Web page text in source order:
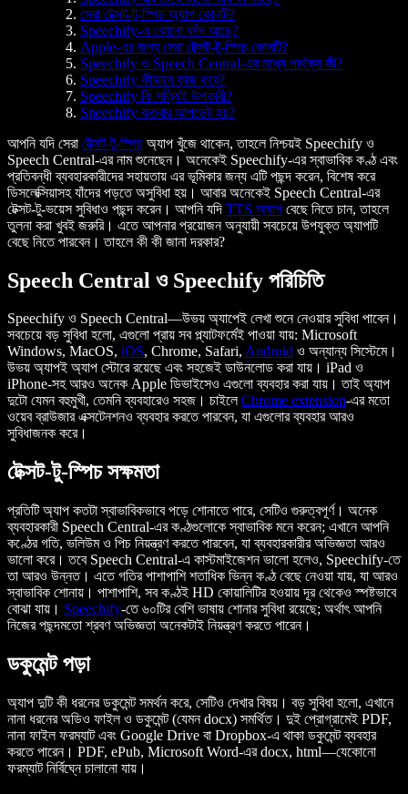
সেরা টেক্সট-টু-স্পিচ অ্যাপ কোনটি?
Speechify-এ কোনো ফাঁদ আছে?
Apple-এর জন্য সেরা টেক্সট-টু-স্পিচ কোনটি?
Speechify ও Speech Central-এর মধ্যে পার্থক্য কী?
Speechify কীভাবে কাজ করে?
Speechify কি সত্যিই উপকারী?
Speechify কতবার আপডেট হয়?
আপনি যদি সেরা টেক্সট-টু-স্পিচ অ্যাপ খুঁজে থাকেন, তাহলে নিশ্চয়ই Speechify ও
Speech Central-এর নাম শুনেছেন। অনেকেই Speechify-এর স্বাভাবিক কণ্ঠ এবং
প্রতিবন্ধী ব্যবহারকারীদের সহায়তায় এর ভূমিকার জন্য এটি পছন্দ করেন, বিশেষ করে
ডিসলেক্সিয়াসহ যাঁদের পড়তে অসুবিধা হয়। আবার অনেকেই Speech Central-এর
টেক্সট-টু-ভয়েস সুবিধাও পছন্দ করেন। আপনি যদি TTS অ্যাপ বেছে নিতে চান, তাহলে
তুলনা করা খুবই জরুরি। এতে আপনার প্রয়োজন অনুযায়ী সবচেয়ে উপযুক্ত অ্যাপটি
বেছে নিতে পারবেন। তাহলে কী কী জানা দরকার?
Speech Central ও Speechify পরিচিতি
Speechify ও Speech Central—উভয় অ্যাপেই লেখা শুনে নেওয়ার সুবিধা পাবেন।
সবচেয়ে বড় সুবিধা হলো, এগুলো প্রায় সব প্ল্যাটফর্মেই পাওয়া যায়: Microsoft
Windows, MacOS, iOS, Chrome, Safari, Android ও অন্যান্য সিস্টেমে।
উভয় অ্যাপই অ্যাপ স্টোরে রয়েছে এবং সহজেই ডাউনলোড করা যায়। iPad ও
iPhone-সহ আরও অনেক Apple ডিভাইসেও এগুলো ব্যবহার করা যায়। তাই অ্যাপ
দুটো যেমন বহুমুখী, তেমনি ব্যবহারেও সহজ। চাইলেChrome extension-এর মতো
ওয়েব ব্রাউজার এক্সটেনশনও ব্যবহার করতে পারবেন, যা এগুলোর ব্যবহার আরও
সুবিধাজনক করে।
টেক্সট-টু-স্পিচ সক্ষমতা
প্রতিটি অ্যাপ কতটা স্বাভাবিকভাবে পড়ে শোনাতে পারে, সেটিও গুরুত্বপূর্ণ। অনেক
ব্যবহারকারী Speech Central-এর কণ্ঠগুলোকে স্বাভাবিক মনে করেন; এখানে আপনি
কণ্ঠের গতি, ভলিউম ও পিচ নিয়ন্ত্রণ করতে পারবেন, যা ব্যবহারকারীর অভিজ্ঞতা আরও
ভালো করে। তবে Speech Central-এ কাস্টমাইজেশন ভালো হলেও, Speechify-তে
তা আরও উন্নত। এতে গতির পাশাপাশি শতাধিক ভিন্ন কণ্ঠ বেছে নেওয়া যায়, যা আরও
স্বাভাবিক শোনায়। পাশাপাশি, সব কণ্ঠই HD কোয়ালিটির হওয়ায় দূর থেকেও স্পষ্টভাবে
বোঝা যায়। Speechify-তে ৬০টির বেশি ভাষায় শোনার সুবিধা রয়েছে; অর্থাৎ আপনি
নিজের পছন্দমতো শ্রবণ অভিজ্ঞতা অনেকটাই নিয়ন্ত্রণ করতে পারেন।
ডকুমেন্ট পড়া
অ্যাপ দুটি কী ধরনের ডকুমেন্ট সমর্থন করে, সেটিও দেখার বিষয়। বড় সুবিধা হলো, এখানে
নানা ধরনের অডিও ফাইল ও ডকুমেন্ট (যেমন docx) সমর্থিত। দুই প্রোগ্রামেই PDF,
নানা ফাইল ফরম্যাট এবং Google Drive বা Dropbox-এ থাকা ডকুমেন্ট ব্যবহার
করতে পারেন। PDF, ePub, Microsoft Word-এর docx, html—যেকোনো
ফরম্যাট নির্বিঘ্নে চালানো যায়।